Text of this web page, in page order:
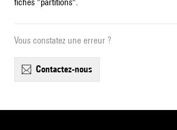
Vous constatez une erreur ?
contactez-nous